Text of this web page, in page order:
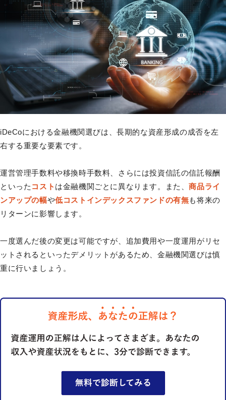
iDeCoにおける金融機関選びは、長期的な資産形成の成否を左
右する重要な要素です。
運営管理手数料や移換時手数料、さらには投資信託の信託報酬
といった コスト は金融機関ごとに異なります。また、商品ライ
ンアップの幅や低コストインデックスファンドの有無も将来の
リターンに影響します。
一度選んだ後の変更は可能ですが、追加費用や一度運用がリセ
ットされるといったデメリットがあるため、金融機関選びは慎
重に行いましょう。